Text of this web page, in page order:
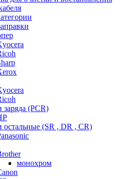
заряда (PCR)
остальные (SR , DR , CR)
монохром